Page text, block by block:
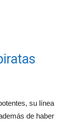
su línea
de haber